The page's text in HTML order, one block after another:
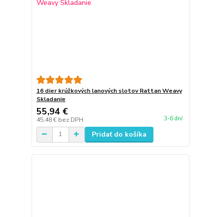
16 dier krúžkových lanových slotov Rattan Weavy
Skladanie
55,94 €
45,48 € bez DPH 3-6 dní
Pridať do košíka